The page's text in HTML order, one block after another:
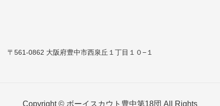
〒561-0862 大阪府豊中市西泉丘１丁目１０−１
Copyright © ボーイスカウト豊中第18団 All Rights